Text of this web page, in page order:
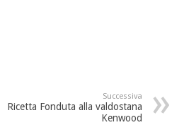
Successiva
Ricetta Fonduta alla valdostana
Kenwood